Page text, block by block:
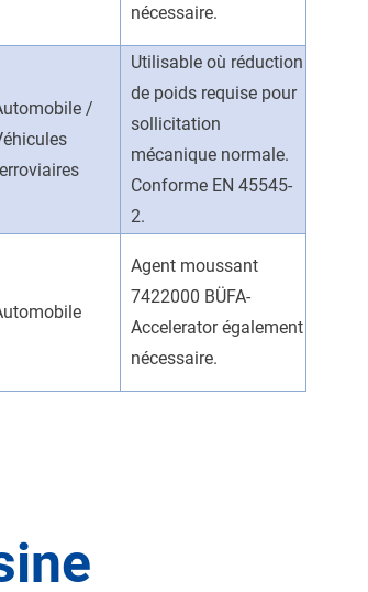
nécessaire.
/
Utilisable où réduction
de poids requise pour
sollicitation
mécanique normale.
Conforme EN 45545-
2.
Agent moussant
7422000 BÜFA-
Accelerator également
nécessaire.